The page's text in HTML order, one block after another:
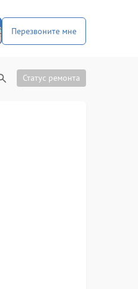
Перезвоните мне
Статус ремонта